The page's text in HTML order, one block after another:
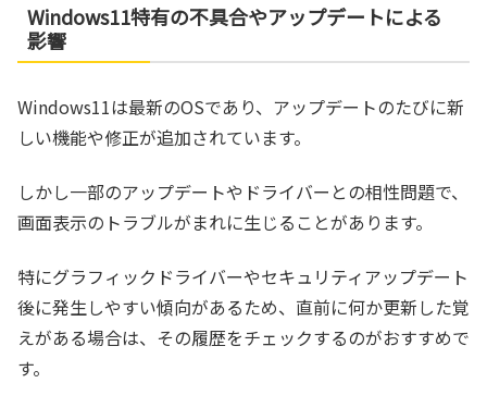
Windows11特有の不具合やアップデートによる
影響
Windows11は最新のOSであり、アップデートのたびに新
しい機能や修正が追加されています。
しかし一部のアップデートやドライバーとの相性問題で、
画面表示のトラブルがまれに生じることがあります。
特にグラフィックドライバーやセキュリティアップデート
後に発生しやすい傾向があるため、直前に何か更新した覚
えがある場合は、その履歴をチェックするのがおすすめで
す。